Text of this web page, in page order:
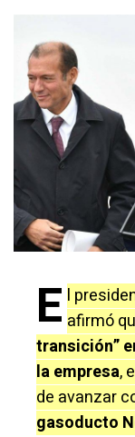
E l
afirmó
transición”
la empresa,
de avanzar
gasoducto